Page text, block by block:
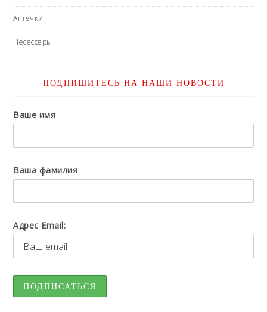
Аптечки
Несессеры
ПОДПИШИТЕСЬ НА НАШИ НОВОСТИ
Ваше имя
Ваша фамилия
Адрес Email: